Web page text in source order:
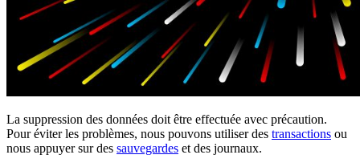
La suppression des données doit être effectuée avec précaution.
Pour éviter les problèmes, nous pouvons utiliser des transactions ou
nous appuyer sur des sauvegardes et des journaux.